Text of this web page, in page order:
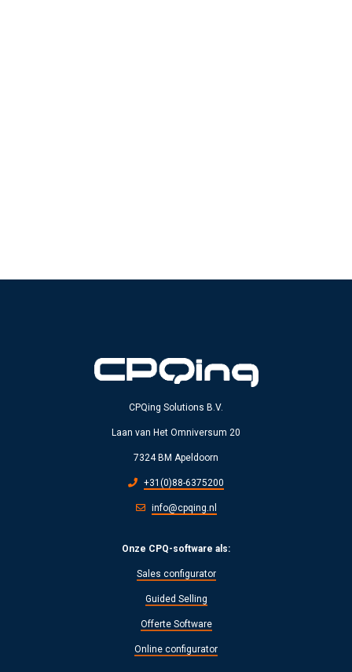
CPQing Solutions B.V.
Laan van Het Omniversum 20
7324 BM Apeldoorn
+31(0)88-6375200
info@cpqing.nl
Onze CPQ-software als:
Sales configurator
Guided Selling
Offerte Software
Online configurator